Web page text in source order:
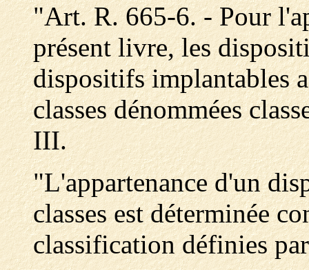
"Art. R. 665-6. - Pour
présent livre, les
dispositifs implantables
classes dénommées
III.
"L'appartenance d'un
classes est déterminée
classification définies